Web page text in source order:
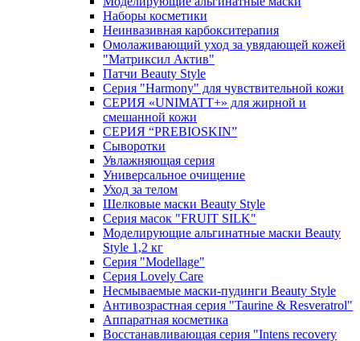
Наборы косметики
Неинвазивная карбокситерапия
Омолаживающий уход за увядающей кожей
"Матриксил Актив"
Патчи Beauty Style
Серия "Harmony" для чувствительной кожи
СЕРИЯ «UNIMATT+» для жирной и
смешанной кожи
СЕРИЯ “PREBIOSKIN”
Сыворотки
Увлажняющая серия
Универсальное очищение
Уход за телом
Шелковые маски Beauty Style
Серия масок "FRUIT SILK"
Моделирующие альгинатные маски Beauty
Style 1,2 кг
Серия "Modellage"
Cерия Lovely Care
Несмываемые маски-пудинги Beauty Style
Антивозрастная серия "Taurine & Resveratrol"
Аппаратная косметика
Восстанавливающая серия "Intens recovery